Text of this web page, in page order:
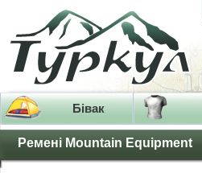
Бівак
Ремені Mountain Equipment